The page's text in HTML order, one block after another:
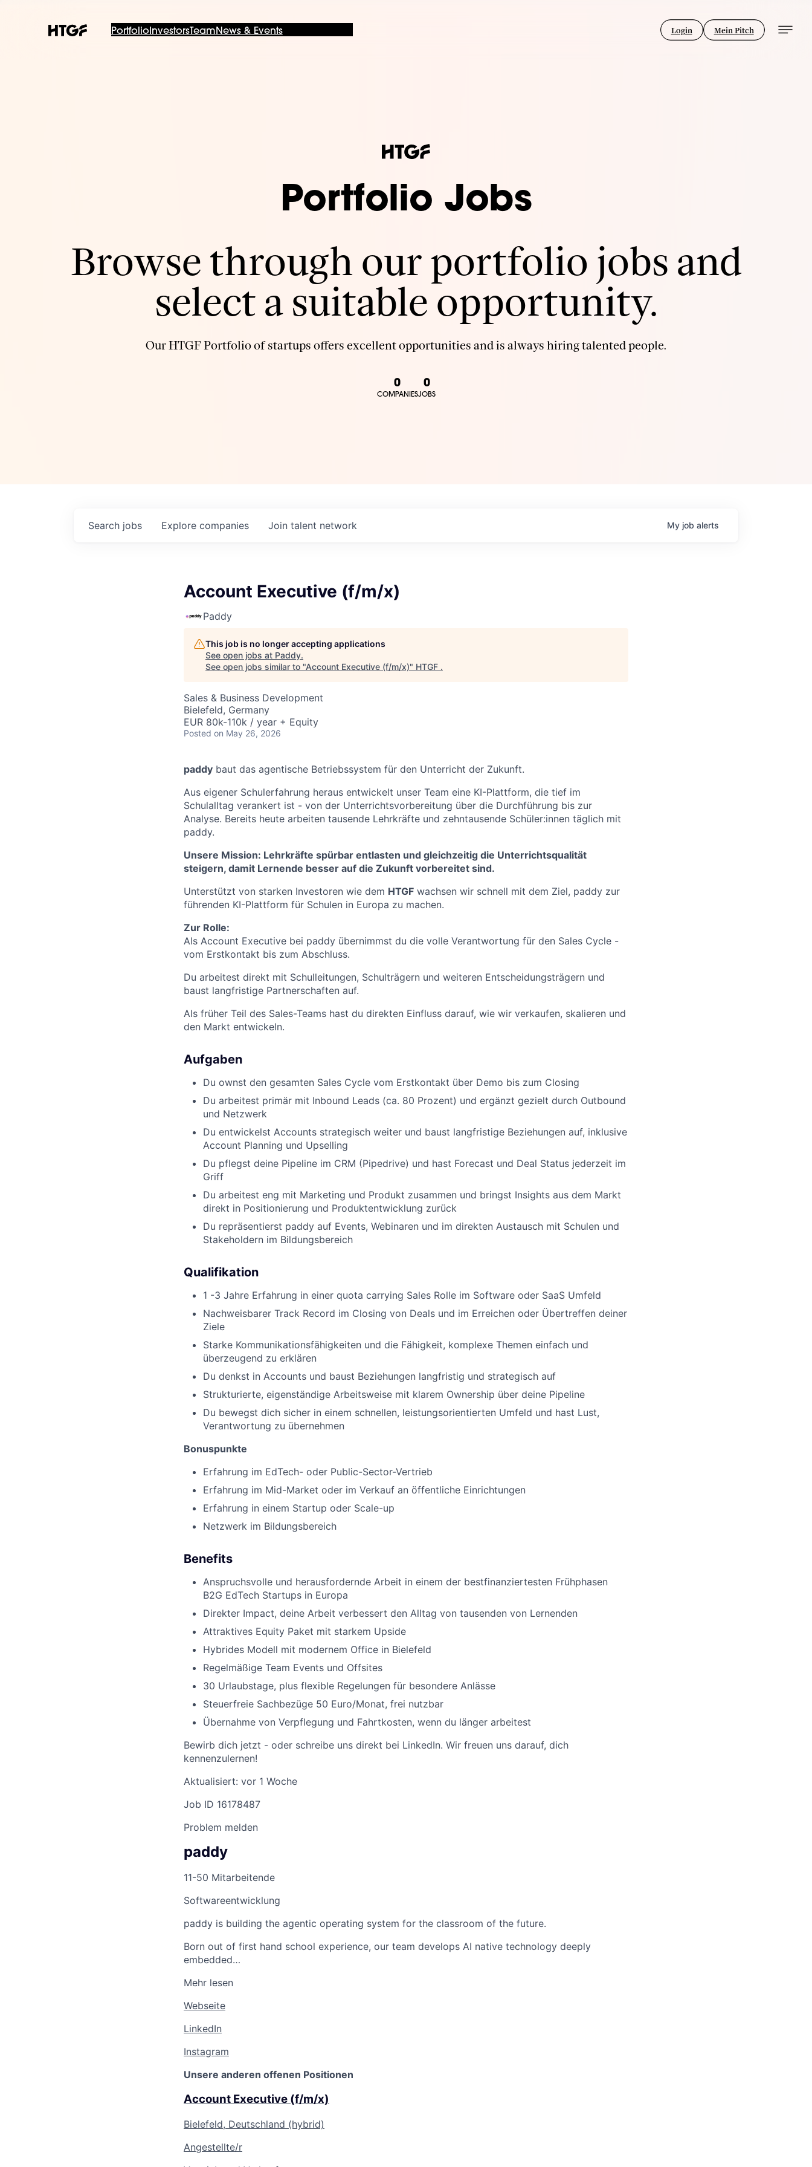
PortfolioInvestorsTeam News & Events Login Mein Pitch
Portfolio Jobs
Browse through our portfolio jobs and
select a suitable opportunity.
Our HTGF Portfolio of startups offers excellent opportunities and is always hiring talented people.
0
COMPANIES
0
JOBS
Search jobs Explore companies Join talent network My job alerts
Account Executive (f/m/x)
Paddy
This job is no longer accepting applications
See open jobs at Paddy.
See open jobs similar to "Account Executive (f/m/x)" HTGF .
Sales & Business Development
Bielefeld, Germany
EUR 80k-110k / year + Equity
Posted on May 26, 2026
paddy baut das agentische Betriebssystem für den Unterricht der Zukunft.
Aus eigener Schulerfahrung heraus entwickelt unser Team eine KI-Plattform, die tief im
Schulalltag verankert ist - von der Unterrichtsvorbereitung über die Durchführung bis zur
Analyse. Bereits heute arbeiten tausende Lehrkräfte und zehntausende Schüler:innen täglich mit
paddy.
Unsere Mission: Lehrkräfte spürbar entlasten und gleichzeitig die Unterrichtsqualität
steigern, damit Lernende besser auf die Zukunft vorbereitet sind.
Unterstützt von starken Investoren wie dem HTGF wachsen wir schnell mit dem Ziel, paddy zur
führenden KI-Plattform für Schulen in Europa zu machen.
Zur Rolle:
Als Account Executive bei paddy übernimmst du die volle Verantwortung für den Sales Cycle -
vom Erstkontakt bis zum Abschluss.
Du arbeitest direkt mit Schulleitungen, Schulträgern und weiteren Entscheidungsträgern und
baust langfristige Partnerschaften auf.
Als früher Teil des Sales-Teams hast du direkten Einfluss darauf, wie wir verkaufen, skalieren und
den Markt entwickeln.
Aufgaben
Du ownst den gesamten Sales Cycle vom Erstkontakt über Demo bis zum Closing
Du arbeitest primär mit Inbound Leads (ca. 80 Prozent) und ergänzt gezielt durch Outbound
und Netzwerk
Du entwickelst Accounts strategisch weiter und baust langfristige Beziehungen auf, inklusive
Account Planning und Upselling
Du pflegst deine Pipeline im CRM (Pipedrive) und hast Forecast und Deal Status jederzeit im
Griff
Du arbeitest eng mit Marketing und Produkt zusammen und bringst Insights aus dem Markt
direkt in Positionierung und Produktentwicklung zurück
Du repräsentierst paddy auf Events, Webinaren und im direkten Austausch mit Schulen und
Stakeholdern im Bildungsbereich
Qualifikation
1 -3 Jahre Erfahrung in einer quota carrying Sales Rolle im Software oder SaaS Umfeld
Nachweisbarer Track Record im Closing von Deals und im Erreichen oder Übertreffen deiner
Ziele
Starke Kommunikationsfähigkeiten und die Fähigkeit, komplexe Themen einfach und
überzeugend zu erklären
Du denkst in Accounts und baust Beziehungen langfristig und strategisch auf
Strukturierte, eigenständige Arbeitsweise mit klarem Ownership über deine Pipeline
Du bewegst dich sicher in einem schnellen, leistungsorientierten Umfeld und hast Lust,
Verantwortung zu übernehmen
Bonuspunkte
Erfahrung im EdTech- oder Public-Sector-Vertrieb
Erfahrung im Mid-Market oder im Verkauf an öffentliche Einrichtungen
Erfahrung in einem Startup oder Scale-up
Netzwerk im Bildungsbereich
Benefits
Anspruchsvolle und herausfordernde Arbeit in einem der bestfinanziertesten Frühphasen
B2G EdTech Startups in Europa
Direkter Impact, deine Arbeit verbessert den Alltag von tausenden von Lernenden
Attraktives Equity Paket mit starkem Upside
Hybrides Modell mit modernem Office in Bielefeld
Regelmäßige Team Events und Offsites
30 Urlaubstage, plus flexible Regelungen für besondere Anlässe
Steuerfreie Sachbezüge 50 Euro/Monat, frei nutzbar
Übernahme von Verpflegung und Fahrtkosten, wenn du länger arbeitest
Bewirb dich jetzt - oder schreibe uns direkt bei LinkedIn. Wir freuen uns darauf, dich
kennenzulernen!
Aktualisiert: vor 1 Woche
Job ID 16178487
Problem melden
paddy
11-50 Mitarbeitende
Softwareentwicklung
paddy is building the agentic operating system for the classroom of the future.
Born out of first hand school experience, our team develops AI native technology deeply
embedded…
Mehr lesen
Webseite
LinkedIn
Instagram
Unsere anderen offenen Positionen
Account Executive (f/m/x)
Bielefeld, Deutschland (hybrid)
Angestellte/r